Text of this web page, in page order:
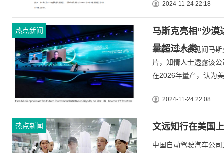
2024-11-24 22:18
热点新闻
马斯克亮相“沙漠
量超过人类
来源：华尔街见闻马
片，知情人士透露该
在2026年量产，认为
2024-11-24 22:08
热点新闻 文远知行在美国
中国自动驾驶汽车公